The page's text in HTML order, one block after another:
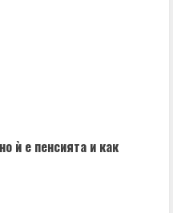
ѝ е пенсията и как